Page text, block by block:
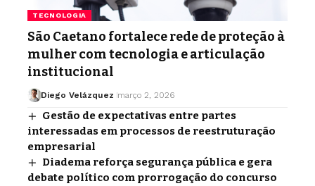
TECNOLOGIA
São Caetano fortalece rede de proteção à
mulher com tecnologia e articulação
institucional
Diego Velázquez março 2, 2026
Gestão de expectativas entre partes
interessadas em processos de reestruturação
empresarial
Diadema reforça segurança pública e gera
debate político com prorrogação do concurso